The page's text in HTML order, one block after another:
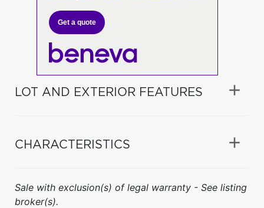
Get a quote
LOT AND EXTERIOR FEATURES
CHARACTERISTICS
Sale with exclusion(s) of legal warranty - See listing
broker(s).